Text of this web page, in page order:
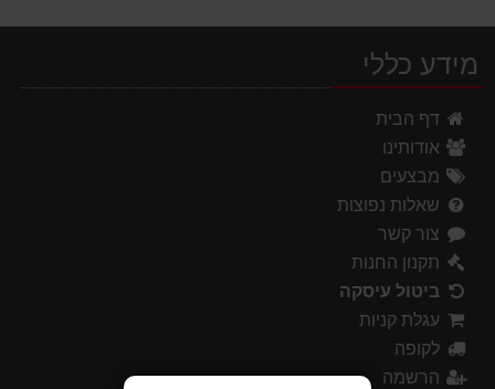
מידע כללי
דף הבית
אודותינו
מבצעים
שאלות נפוצות
צור קשר
תקנון החנות
ביטול עיסקה
עגלת קניות
לקופה
הרשמה